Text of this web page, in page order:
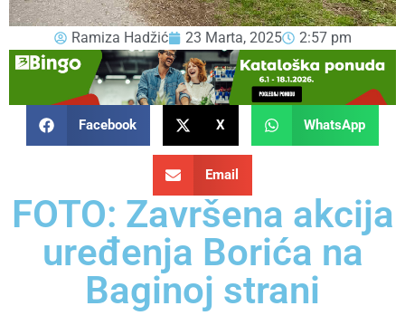
Ramiza Hadžić 23 Marta, 2025 2:57 pm
Facebook X WhatsApp
Email
FOTO: Završena akcija
uređenja Borića na
Baginoj strani